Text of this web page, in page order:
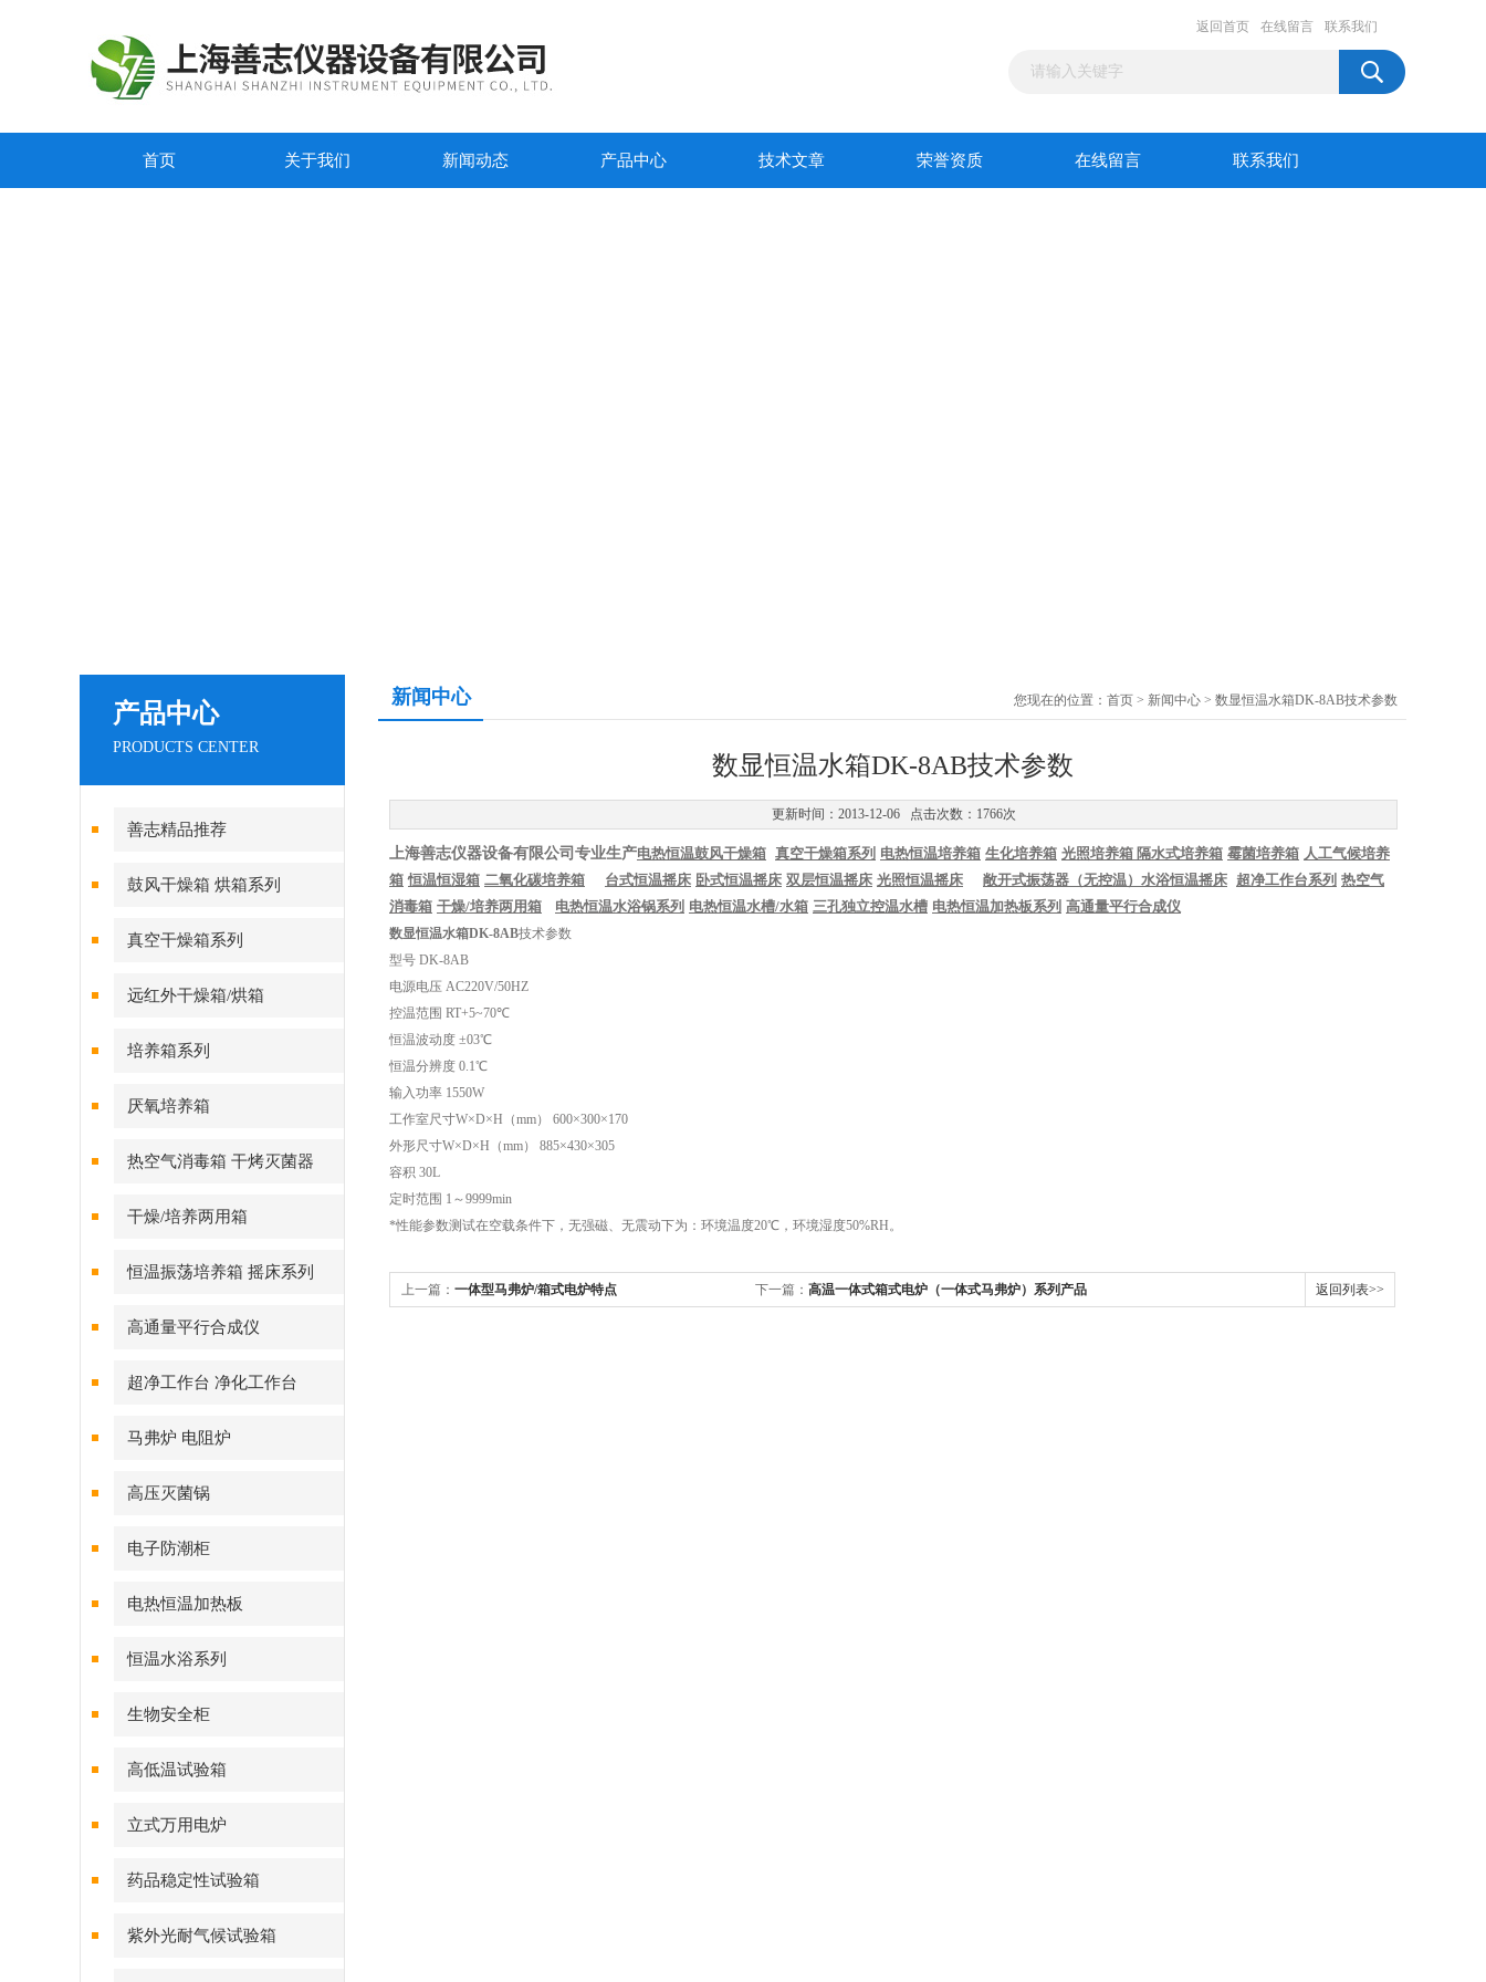
返回首页 在线留言 联系我们
首页 关于我们 新闻动态 产品中心 技术文章 荣誉资质 在线留言 联系我们
产品中心
PRODUCTS CENTER
善志精品推荐
鼓风干燥箱 烘箱系列
真空干燥箱系列
远红外干燥箱/烘箱
培养箱系列
厌氧培养箱
热空气消毒箱 干烤灭菌器
干燥/培养两用箱
恒温振荡培养箱 摇床系列
高通量平行合成仪
超净工作台 净化工作台
马弗炉 电阻炉
高压灭菌锅
电子防潮柜
电热恒温加热板
恒温水浴系列
生物安全柜
高低温试验箱
立式万用电炉
药品稳定性试验箱
紫外光耐气候试验箱
新闻中心 您现在的位置： 首页 > 新闻中心 > 数显恒温水箱DK-8AB技术参数
数显恒温水箱DK-8AB技术参数
更新时间：2013-12-06 点击次数：1766次
上海善志仪器设备有限公司专业生产电热恒温鼓风干燥箱 真空干燥箱系列 电热恒温培养箱 生化培养箱 光照培养箱 隔水式培养箱 霉菌培养箱 人工气候培养
箱 恒温恒湿箱 二氧化碳培养箱 台式恒温摇床 卧式恒温摇床 双层恒温摇床 光照恒温摇床 敞开式振荡器（无控温） 水浴恒温摇床 超净工作台系列 热空气
消毒箱 干燥/培养两用箱 电热恒温水浴锅系列 电热恒温水槽/水箱 三孔独立控温水槽 电热恒温加热板系列 高通量平行合成仪
数显恒温水箱DK-8AB技术参数
型号 DK-8AB
电源电压 AC220V/50HZ
控温范围 RT+5~70℃
恒温波动度 ±03℃
恒温分辨度 0.1℃
输入功率 1550W
工作室尺寸W×D×H（mm） 600×300×170
外形尺寸W×D×H（mm） 885×430×305
容积 30L
定时范围 1～9999min
*性能参数测试在空载条件下，无强磁、无震动下为：环境温度20℃，环境湿度50%RH。
上一篇： 一体型马弗炉/箱式电炉特点 下一篇： 高温一体式箱式电炉（一体式马弗炉）系列产品 返回列表>>